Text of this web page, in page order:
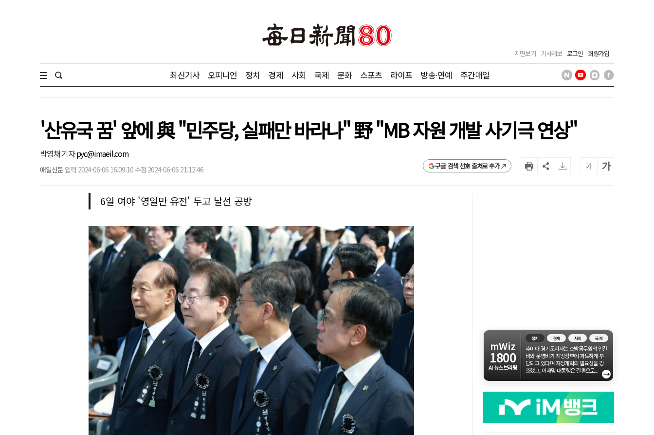
지면보기 기사제보 로그인 회원가입
최신기사 오피니언 정치 경제 사회 국제 문화 스포츠 라이프 방송·연예 주간매일
'산유국 꿈' 앞에 與 "민주당, 실패만 바라나" 野 "MB 자원 개발 사기극 연상"
박영채 기자pyc@imaeil.com
매일신문 입력 2024-06-06 16:09:10 수정 2024-06-06 21:12:46 구글 검색 선호 출처로 추가 가 가
6일 여야 '영일만 유전' 두고 날선 공방
mWiz
1800
AI 뉴스브리핑
정치 경제 사회 국제
추미애 경기도지사는 소방공무원의 인건
비와 운영비가 지방정부에 과도하게 부
담되고 있다며 재정개혁의 필요성을 강
조했고, 이재명 대통령은 결혼으로...
→